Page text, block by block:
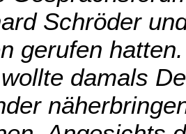
Schröder
gerufen hatten.
damals